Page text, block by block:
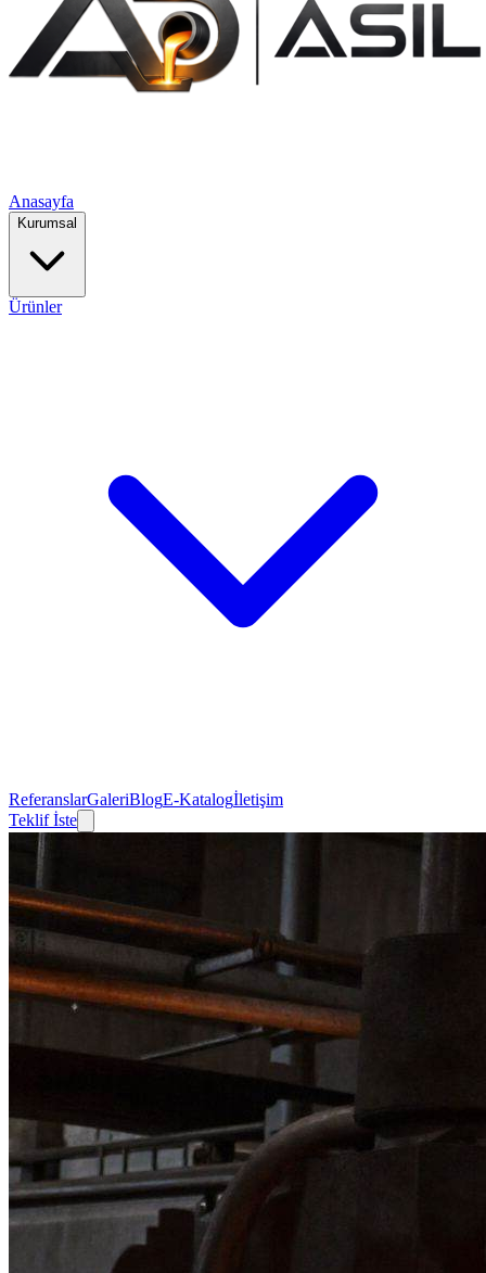
Anasayfa
Kurumsal
Ürünler
ReferanslarGaleriBlogE-Katalogİletişim
Teklif İste